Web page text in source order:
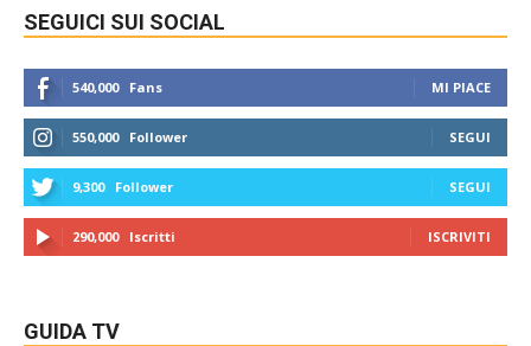
SEGUICI SUI SOCIAL
540,000 Fans MI PIACE
550,000 Follower SEGUI
9,300 Follower SEGUI
290,000 Iscritti ISCRIVITI
GUIDA TV